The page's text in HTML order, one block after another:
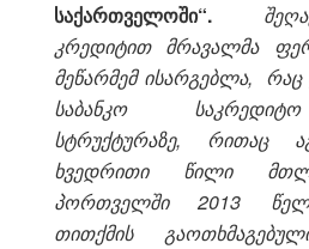
საქართველოში“.
კრედიტით მრავალმა
მეწარმემ ისარგებლა,
საბანკო
სტრუქტურაზე, რითაც
ხვედრითი წილი
პორთველში 2013
თითქმის